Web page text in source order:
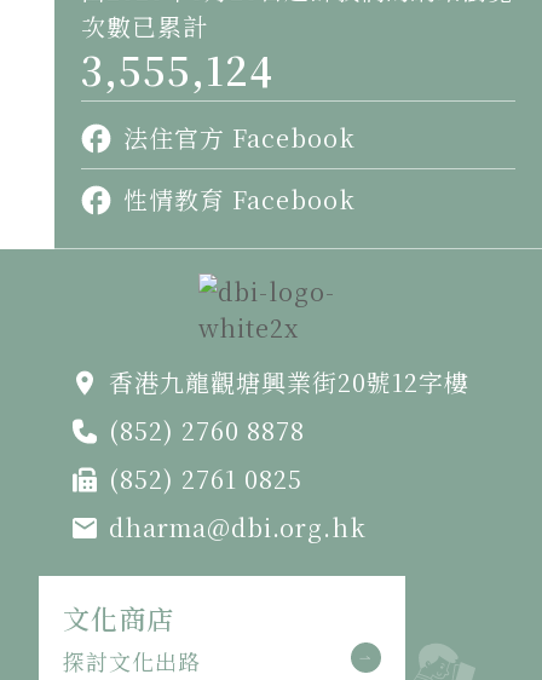
次數已累計
3,555,124
法住官方 Facebook
性情教育 Facebook
香港九龍觀塘興業街20號12字樓
(852) 2760 8878
(852) 2761 0825
dharma@dbi.org.hk
文化商店
探討文化出路